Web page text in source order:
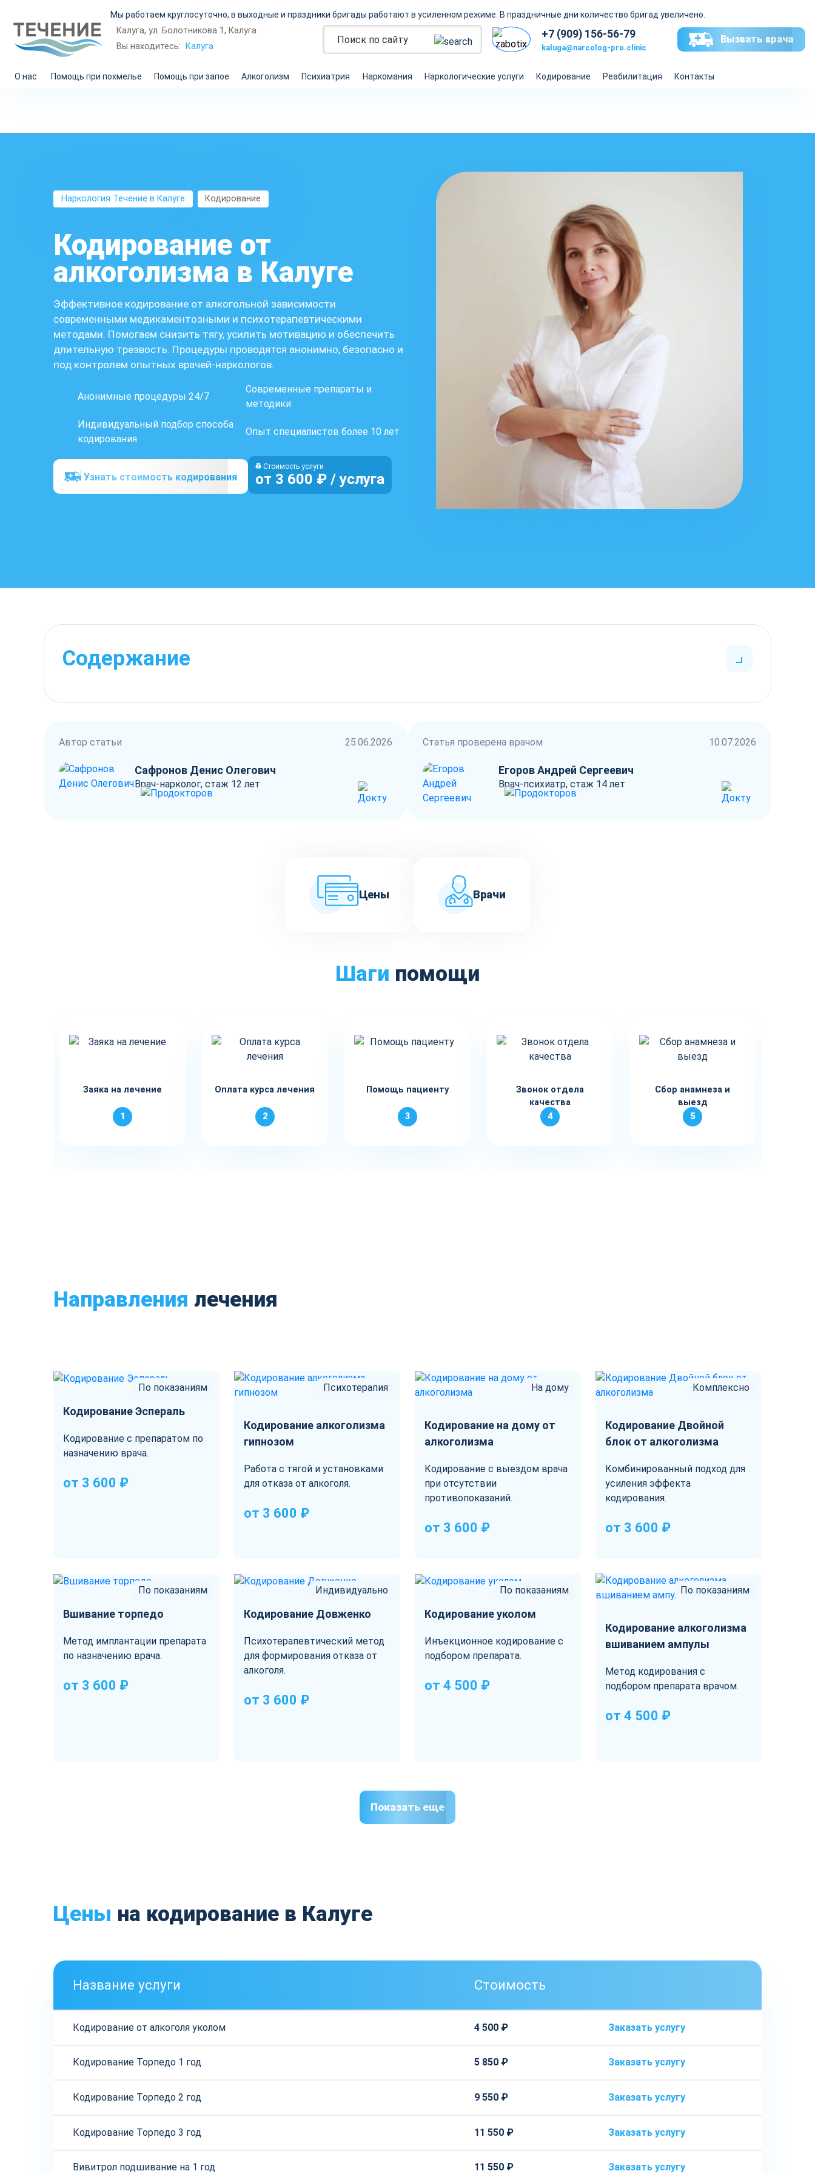
Мы работаем круглосуточно, в выходные и праздники бригады работают в усиленном режиме. В праздничные дни количество бригад увеличено.
Калуга, ул. Болотникова 1, Калуга
Вы находитесь:
Калуга
+7 (909) 156-56-79
kaluga@narcolog-pro.clinic
Вызвать врача
О нас Помощь при похмелье Помощь при запое Алкоголизм Психиатрия Наркомания Наркологические услуги Кодирование Реабилитация Контакты
Наркология Течение в Калуге Кодирование
Кодирование от
алкоголизма в Калуге
Эффективное кодирование от алкогольной зависимости
современными медикаментозными и психотерапевтическими
методами. Помогаем снизить тягу, усилить мотивацию и обеспечить
длительную трезвость. Процедуры проводятся анонимно, безопасно и
под контролем опытных врачей-наркологов.
Анонимные процедуры 24/7
Современные препараты и
методики
Индивидуальный подбор способа
кодирования
Опыт специалистов более 10 лет
Узнать стоимость кодирования
Стоимость услуги
от 3 600 ₽ / услуга
Содержание
Автор статьи 25.06.2026
Сафронов Денис Олегович
Врач-нарколог, стаж 12 лет
Статья проверена врачом 10.07.2026
Егоров Андрей Сергеевич
Врач-психиатр, стаж 14 лет
Цены Врачи
Шаги помощи
Заяка на лечение
1
Оплата курса лечения
2
Помощь пациенту
3
Звонок отдела
качества
4
Сбор анамнеза и
выезд
5
Направления лечения
По показаниям
Кодирование Эспераль
Кодирование с препаратом по
назначению врача.
от 3 600 ₽
Психотерапия
Кодирование алкоголизма
гипнозом
Работа с тягой и установками
для отказа от алкоголя.
от 3 600 ₽
На дому
Кодирование на дому от
алкоголизма
Кодирование с выездом врача
при отсутствии
противопоказаний.
от 3 600 ₽
Комплексно
Кодирование Двойной
блок от алкоголизма
Комбинированный подход для
усиления эффекта
кодирования.
от 3 600 ₽
По показаниям
Вшивание торпедо
Метод имплантации препарата
по назначению врача.
от 3 600 ₽
Индивидуально
Кодирование Довженко
Психотерапевтический метод
для формирования отказа от
алкоголя.
от 3 600 ₽
По показаниям
Кодирование уколом
Инъекционное кодирование с
подбором препарата.
от 4 500 ₽
По показаниям
Кодирование алкоголизма
вшиванием ампулы
Метод кодирования с
подбором препарата врачом.
от 4 500 ₽
Показать еще
Цены на кодирование в Калуге
Название услуги Стоимость
Кодирование от алкоголя уколом 4 500 ₽ Заказать услугу
Кодирование Торпедо 1 год 5 850 ₽ Заказать услугу
Кодирование Торпедо 2 год 9 550 ₽ Заказать услугу
Кодирование Торпедо 3 год 11 550 ₽ Заказать услугу
Вивитрол подшивание на 1 год 11 550 ₽ Заказать услугу